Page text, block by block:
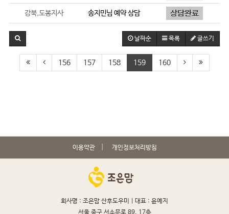
강북,도봉지사 송지민님 예약 상담
날짜순 목록 글쓰기
156 157 158 159 160
이용약관 개인정보처리방침
회사명 : 조은맘 산후도우미 | 대표 : 윤예지
서울 중구 서소문로 89, 17층